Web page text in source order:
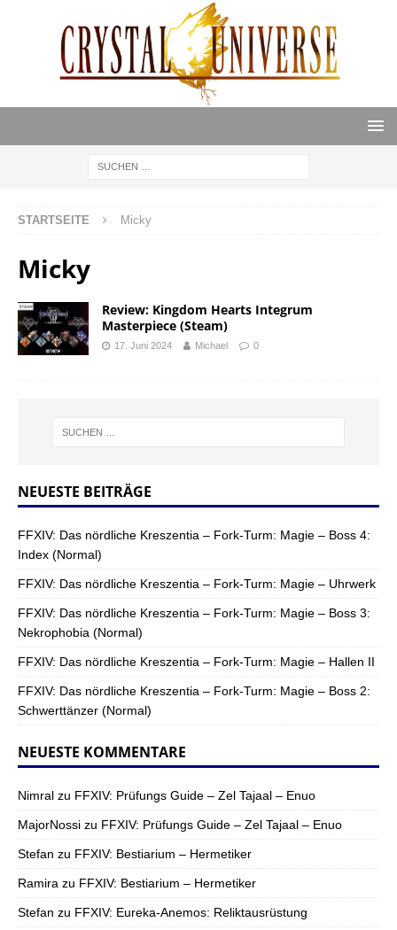
STARTSEITE Micky
Micky
Review: Kingdom Hearts Integrum
Masterpiece (Steam)
17. Juni 2024 Michael 0
NEUESTE BEITRÄGE
FFXIV: Das nördliche Kreszentia – Fork-Turm: Magie – Boss 4:
Index (Normal)
FFXIV: Das nördliche Kreszentia – Fork-Turm: Magie – Uhrwerk
FFXIV: Das nördliche Kreszentia – Fork-Turm: Magie – Boss 3:
Nekrophobia (Normal)
FFXIV: Das nördliche Kreszentia – Fork-Turm: Magie – Hallen II
FFXIV: Das nördliche Kreszentia – Fork-Turm: Magie – Boss 2:
Schwerttänzer (Normal)
NEUESTE KOMMENTARE
Nimral zu FFXIV: Prüfungs Guide – Zel Tajaal – Enuo
MajorNossi zu FFXIV: Prüfungs Guide – Zel Tajaal – Enuo
Stefan zu FFXIV: Bestiarium – Hermetiker
Ramira zu FFXIV: Bestiarium – Hermetiker
Stefan zu FFXIV: Eureka-Anemos: Reliktausrüstung